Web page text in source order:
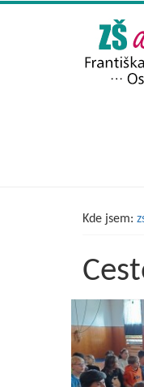
Kde jsem: